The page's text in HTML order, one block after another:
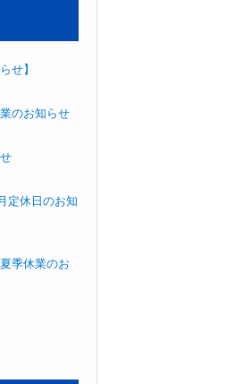
せ】
のお知らせ
定休日のお知
季休業のお